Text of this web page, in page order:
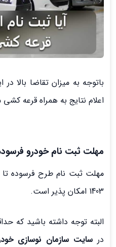
باتوجه به میزان تقاضا بالا
اعلام نتایج به همراه قرعه
مهلت ثبت نام خودرو
1403 امکان پذیر است.
در سایت سازمان نوسازی